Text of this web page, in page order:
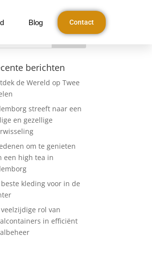
Blog Contact
berichten
de Wereld op Twee
streeft naar een
en gezellige
om te genieten
een high tea in
beste kleding voor in de
veelzijdige rol van
in efficiënt